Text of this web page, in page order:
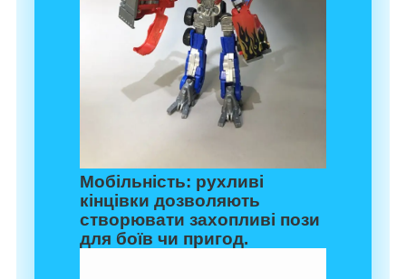
Мобільність: рухливі
кінцівки дозволяють
створювати захопливі пози
для боїв чи пригод.